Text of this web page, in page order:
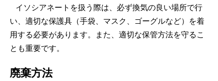
イソシアネートを扱う際は、必ず換気の良い場所で行
い、適切な保護具（手袋、マスク、ゴーグルなど）を着
用する必要があります。また、適切な保管方法を守るこ
とも重要です。
廃棄方法